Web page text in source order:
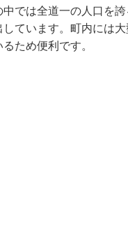
では全道一の人口を
ています。町内には
ため便利です。